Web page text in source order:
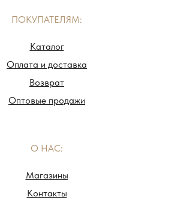
ПОКУПАТЕЛЯМ:
Каталог
Оплата и доставка
Оптовые продажи
Возврат
О НАС:
Магазины
Контакты